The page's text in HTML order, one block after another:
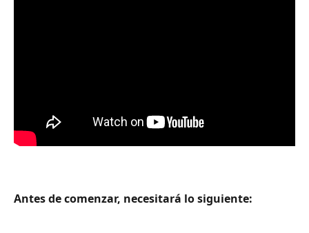
Antes de comenzar, necesitará lo siguiente: